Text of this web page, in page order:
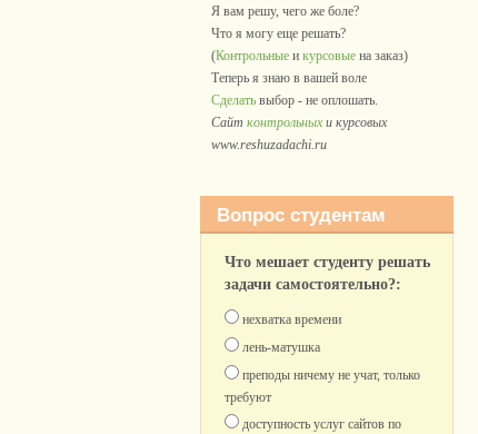
Я вам решу, чего же боле?
Что я могу еще решать?
(Контрольные икурсовые на заказ)
Теперь я знаю в вашей воле
Сделать выбор - не оплошать.
Сайтконтрольных и курсовых
www.reshuzadachi.ru
Вопрос студентам
Что мешает студенту решать
задачи самостоятельно?:
нехватка времени
лень-матушка
преподы ничему не учат, только
требуют
доступность услуг сайтов по